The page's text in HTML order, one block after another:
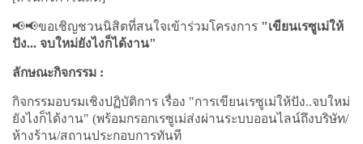
📢📢ขอเชิญชวนนิสิตที่สนใจเข้าร่วมโครงการ "เขียนเรซูเม่ให้
ปัง... จบใหม่ยังไงก็ได้งาน"
ลักษณะกิจกรรม :
กิจกรรมอบรมเชิงปฏิบัติการ เรื่อง "การเขียนเรซูเม่ให้ปัง..จบใหม่
ยังไงก็ได้งาน" (พร้อมกรอกเรซูเม่ส่งผ่านระบบออนไลน์ถึงบริษัท/
ห้างร้าน/สถานประกอบการทันที